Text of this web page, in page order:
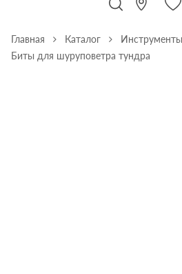
Главная Каталог
Инструменты
Биты для шуруповетра тундра